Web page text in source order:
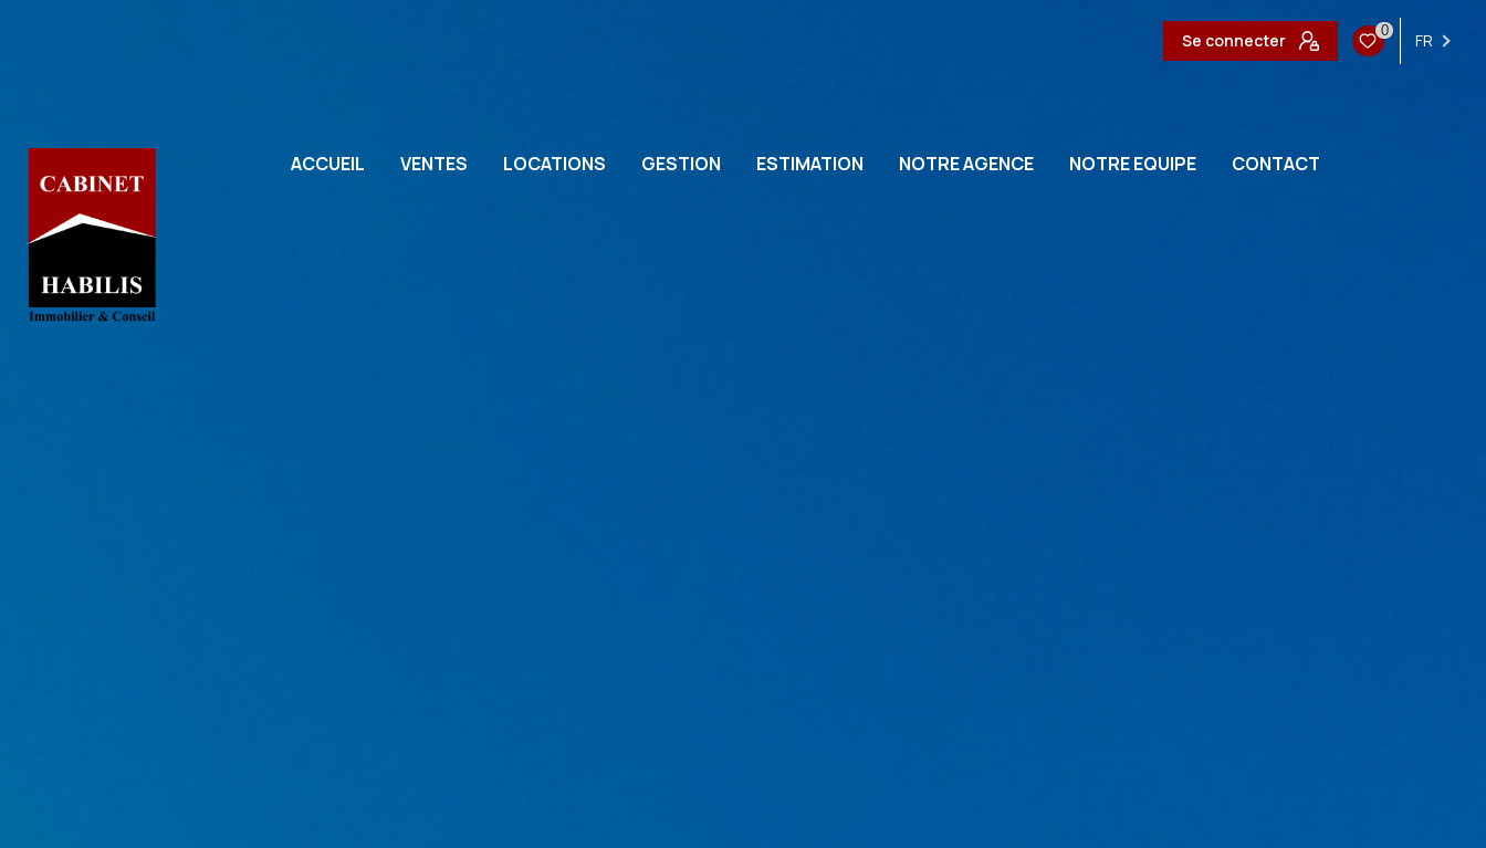
Se connecter 0 FR
ACCUEIL VENTES LOCATIONS GESTION ESTIMATION NOTRE AGENCE NOTRE EQUIPE CONTACT